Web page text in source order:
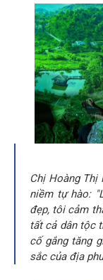
Chị Hoàng Thị
niềm tự hào:
đẹp, tôi cảm
tất cả dân tộc
cố gắng tăng
sắc của địa